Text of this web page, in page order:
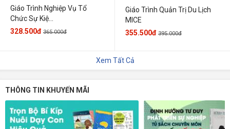
Giáo Trình Nghiệp Vụ Tổ
Chức Sự Kiệ...
328.500đ 365.000đ
Giáo Trình Quản Trị Du Lịch
MICE
355.500đ 395.000đ
Xem Tất Cả
THÔNG TIN KHUYẾN MÃI